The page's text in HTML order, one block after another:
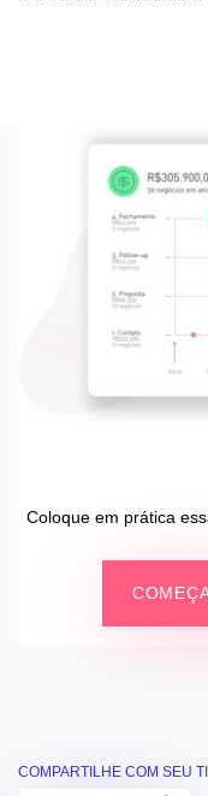
Coloque em prática
COMPARTILHE COM SEU